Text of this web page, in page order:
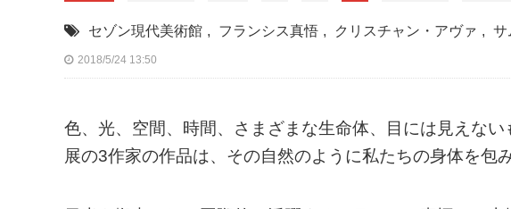
セゾン現代美術館 , フランシス真悟 , クリスチャン・アヴァ , サ
2018/5/24 13:50
色、光、空間、時間、さまざまな生命体、目には見えな
展の3作家の作品は、その自然のように私たちの身体を包み